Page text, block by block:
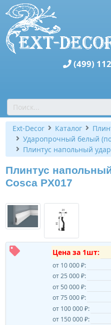
(499)
Ext-Decor Каталог
Ударопрочный белый
Плинтус напольный
Плинтус
Cosca PX017
Цена за 1шт:
от 10 000 ₽:
от 25 000 ₽:
от 50 000 ₽:
от 75 000 ₽:
от 100 000 ₽:
от 150 000 ₽: